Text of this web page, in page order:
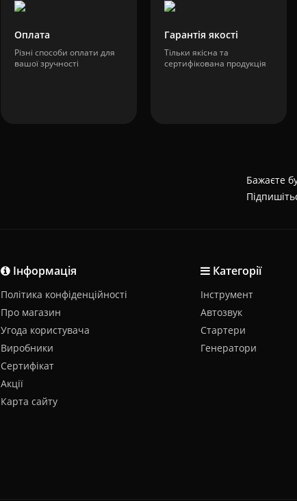
Оплата
Різні способи оплати для
вашої зручності
Гарантія якості
Тільки якісна та
сертифікована продукція
Бажаєте
Інформація
Політика конфіденційності
Про магазин
Угода користувача
Виробники
Сертифікат
Акції
Карта сайту
Категорії
Інструмент
Автозвук
Стартери
Генератори